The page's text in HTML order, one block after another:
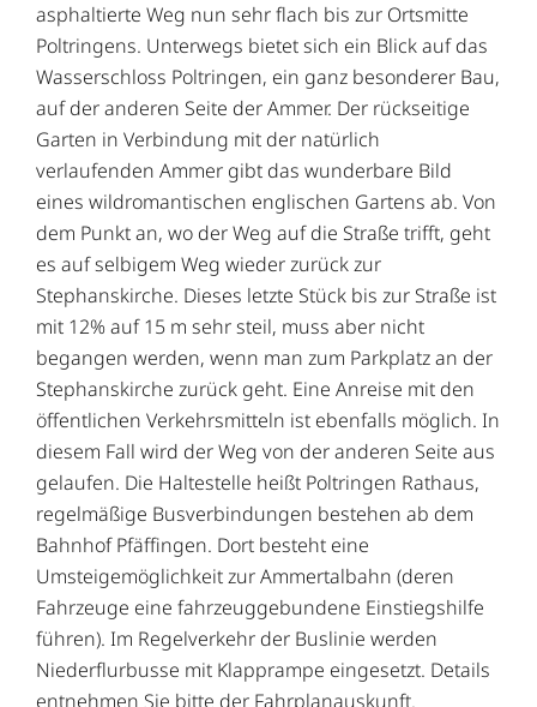
asphaltierte Weg nun sehr flach bis zur Ortsmitte
Poltringens. Unterwegs bietet sich ein Blick auf das
Wasserschloss Poltringen, ein ganz besonderer Bau,
auf der anderen Seite der Ammer. Der rückseitige
Garten in Verbindung mit der natürlich
verlaufenden Ammer gibt das wunderbare Bild
eines wildromantischen englischen Gartens ab. Von
dem Punkt an, wo der Weg auf die Straße trifft, geht
es auf selbigem Weg wieder zurück zur
Stephanskirche. Dieses letzte Stück bis zur Straße ist
mit 12% auf 15 m sehr steil, muss aber nicht
begangen werden, wenn man zum Parkplatz an der
Stephanskirche zurück geht. Eine Anreise mit den
öffentlichen Verkehrsmitteln ist ebenfalls möglich. In
diesem Fall wird der Weg von der anderen Seite aus
gelaufen. Die Haltestelle heißt Poltringen Rathaus,
regelmäßige Busverbindungen bestehen ab dem
Bahnhof Pfäffingen. Dort besteht eine
Umsteigemöglichkeit zur Ammertalbahn (deren
Fahrzeuge eine fahrzeuggebundene Einstiegshilfe
führen). Im Regelverkehr der Buslinie werden
Niederflurbusse mit Klapprampe eingesetzt. Details
entnehmen Sie bitte der Fahrplanauskunft.